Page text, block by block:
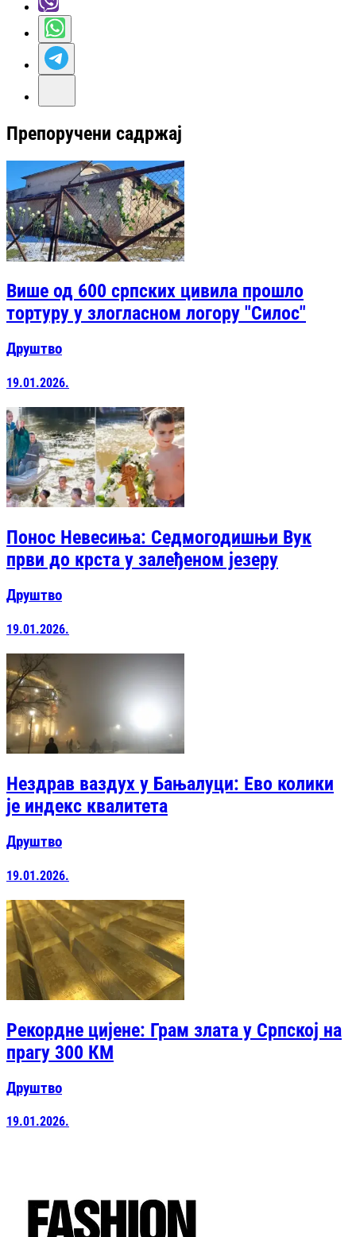
Препоручени садржај
Више од 600 српских цивила прошло
тортуру у злогласном логору "Силос"
Друштво
19.01.2026.
Понос Невесиња: Седмогодишњи Вук
први до крста у залеђеном језеру
Друштво
19.01.2026.
Нездрав ваздух у Бањалуци: Ево колики
је индекс квалитета
Друштво
19.01.2026.
Рекордне цијене: Грам злата у Српској на
прагу 300 КМ
Друштво
19.01.2026.